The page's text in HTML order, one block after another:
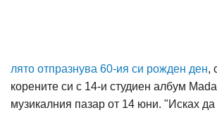
лято отпразнува 60-ия си рожден ден,
корените си с 14-и студиен албум
музикалния пазар от 14 юни. "Исках